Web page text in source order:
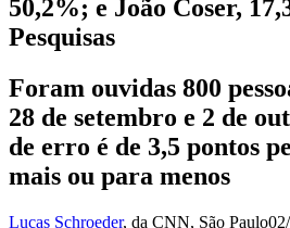
50,2%; e João Coser,
Pesquisas
Foram ouvidas 800
28 de setembro e 2 de
de erro é de 3,5 pontos
mais ou para menos
Lucas Schroeder, da CNN, São Paulo